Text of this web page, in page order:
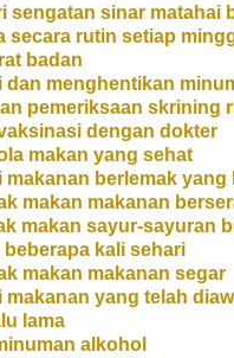
sengatan sinar matahai
secara rutin setiap
badan
dan menghentikan
pemeriksaan skrining
dengan dokter
makan yang sehat
makanan berlemak yang
makan makanan
makan sayur-sayuran
beberapa kali sehari
makan makanan segar
makanan yang telah
lama
alkohol